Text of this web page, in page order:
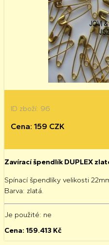
ID zboží: 96
Cena: 159 CZK
Zavírací špendlík DUPLEX
Spínací špendlíky velikosti
Barva: zlatá.
Je použité: ne
Cena: 159.413 Kč